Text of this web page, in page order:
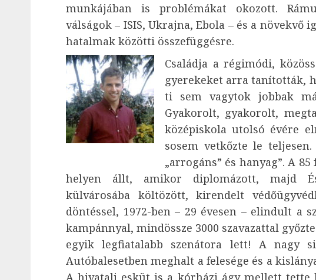
munkájában is problémákat okozott.
válságok – ISIS, Ukrajna, Ebola – és a
hatalmak közötti összefüggésre.
Családja a régimódi,
gyerekeket arra tanították,
ti sem vagytok jobbak
Gyakorolt, gyakorolt,
középiskola utolsó évére
sosem vetkőzte le
„arrogáns” és hanyag”. A
helyen állt, amikor diplomázott, majd
külvárosába költözött, kirendelt
döntéssel, 1972-ben – 29 évesen – elindult a
kampánnyal, mindössze 3000 szavazattal
egyik legfiatalabb szenátora lett! A nagy
Autóbalesetben meghalt a felesége és a